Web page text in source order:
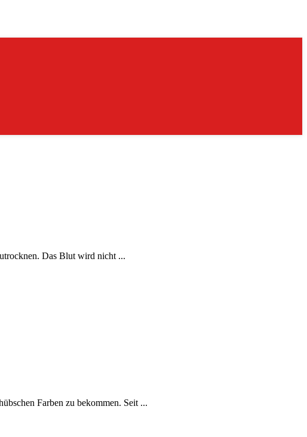
Das Blut wird nicht ...
Farben zu bekommen. Seit ...